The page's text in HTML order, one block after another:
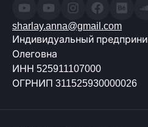
sharlay.anna@gmail.com
Индивидуальный
Олеговна
ИНН 525911107000
ОГРНИП 311525930000026